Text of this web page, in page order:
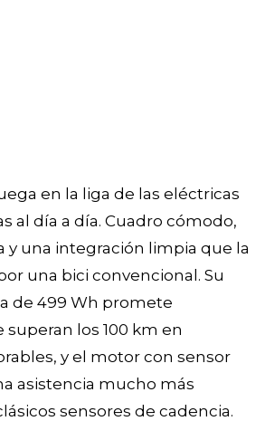
en la liga de las eléctricas
al día a día. Cuadro cómodo,
y una integración limpia que la
una bici convencional. Su
de 499 Wh promete
los 100 km en
y el motor con sensor
asistencia mucho más
sensores de cadencia.